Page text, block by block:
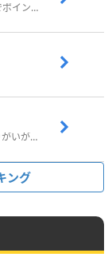
歩いたりアンケート回答など幅広い手段でポイントをゲット
ペットを育ってポイ活しよう！可愛くやりがいがある新感覚アプリ
ング